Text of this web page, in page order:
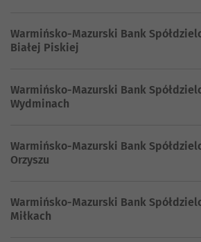
Warmińsko-Mazurski Bank
Białej Piskiej
Warmińsko-Mazurski Bank
Wydminach
Warmińsko-Mazurski Bank
Orzyszu
Warmińsko-Mazurski Bank
Miłkach